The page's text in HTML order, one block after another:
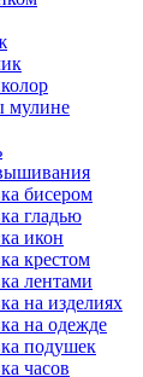
мулине
бисером
гладью
икон
крестом
лентами
на изделиях
на одежде
подушек
часов